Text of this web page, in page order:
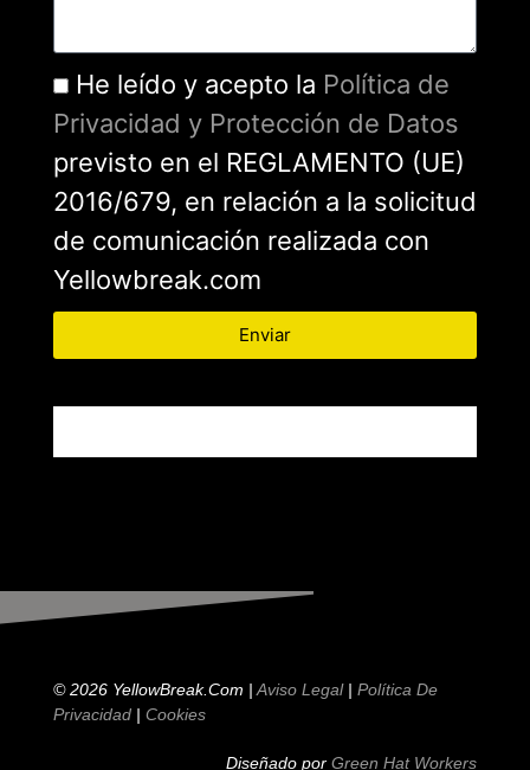
He leído y acepto la Política de
Privacidad y Protección de Datos
previsto en el REGLAMENTO (UE)
2016/679, en relación a la solicitud
de comunicación realizada con
Yellowbreak.com
Enviar
© 2026 YellowBreak.com | Aviso Legal| Política De
Privacidad| Cookies
Diseñado porGreen Hat Workers